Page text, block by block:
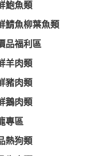
鮑魚類
鯖魚柳葉魚類
品福利區
羊肉類
豬肉類
鵝肉類
專區
熱狗類